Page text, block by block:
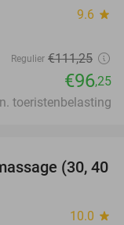
9.6 star
Regulier €111,25
€96,25
toeristenbelasting
60%
(30, 40
10.0 star